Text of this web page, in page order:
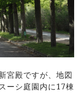
宮殿ですが、地図
ーシ庭園内に17棟